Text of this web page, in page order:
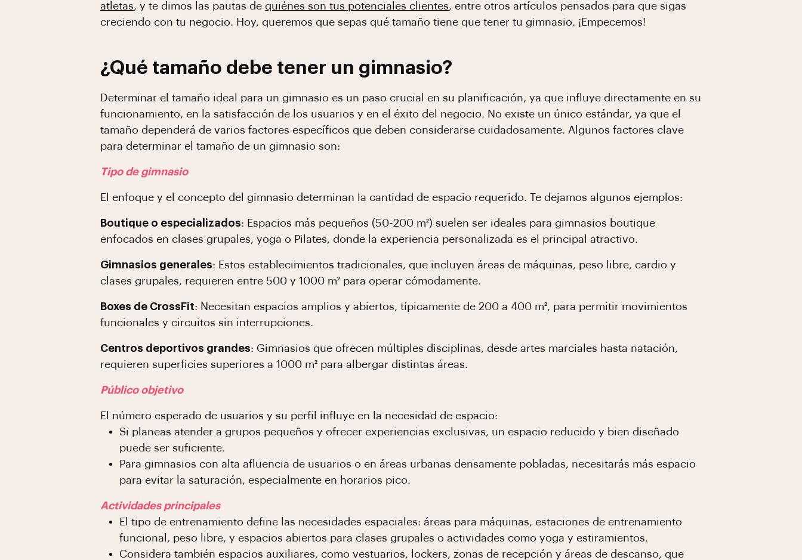
atletas, y te dimos las pautas de quiénes son tus potenciales clientes, entre otros artículos pensados para que sigas
creciendo con tu negocio. Hoy, queremos que sepas qué tamaño tiene que tener tu gimnasio. ¡Empecemos!
¿Qué tamaño debe tener un gimnasio?
Determinar el tamaño ideal para un gimnasio es un paso crucial en su planificación, ya que influye directamente en su
funcionamiento, en la satisfacción de los usuarios y en el éxito del negocio. No existe un único estándar, ya que el
tamaño dependerá de varios factores específicos que deben considerarse cuidadosamente. Algunos factores clave
para determinar el tamaño de un gimnasio son:
Tipo de gimnasio
El enfoque y el concepto del gimnasio determinan la cantidad de espacio requerido. Te dejamos algunos ejemplos:
Boutique o especializados: Espacios más pequeños (50-200 m²) suelen ser ideales para gimnasios boutique
enfocados en clases grupales, yoga o Pilates, donde la experiencia personalizada es el principal atractivo.
Gimnasios generales: Estos establecimientos tradicionales, que incluyen áreas de máquinas, peso libre, cardio y
clases grupales, requieren entre 500 y 1000 m² para operar cómodamente.
Boxes de CrossFit: Necesitan espacios amplios y abiertos, típicamente de 200 a 400 m², para permitir movimientos
funcionales y circuitos sin interrupciones.
Centros deportivos grandes: Gimnasios que ofrecen múltiples disciplinas, desde artes marciales hasta natación,
requieren superficies superiores a 1000 m² para albergar distintas áreas.
Público objetivo
El número esperado de usuarios y su perfil influye en la necesidad de espacio:
Si planeas atender a grupos pequeños y ofrecer experiencias exclusivas, un espacio reducido y bien diseñado
puede ser suficiente.
Para gimnasios con alta afluencia de usuarios o en áreas urbanas densamente pobladas, necesitarás más espacio
para evitar la saturación, especialmente en horarios pico.
Actividades principales
El tipo de entrenamiento define las necesidades espaciales: áreas para máquinas, estaciones de entrenamiento
funcional, peso libre, y espacios abiertos para clases grupales o actividades como yoga y estiramientos.
Considera también espacios auxiliares, como vestuarios, lockers, zonas de recepción y áreas de descanso, que